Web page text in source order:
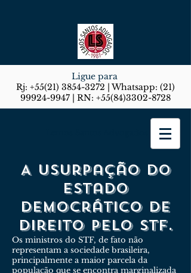
Ligue para
Rj: +55(21) 3854-3272 | Whatsapp: (21)
99924-9947 | RN: +55(84)3302-8728
A usurpação do
estado
democrático de
direito pelo stf.
Os ministros do STF, de fato não
representam a sociedade brasileira,
principalmente a maior parcela da
população que se encontra marginalizada